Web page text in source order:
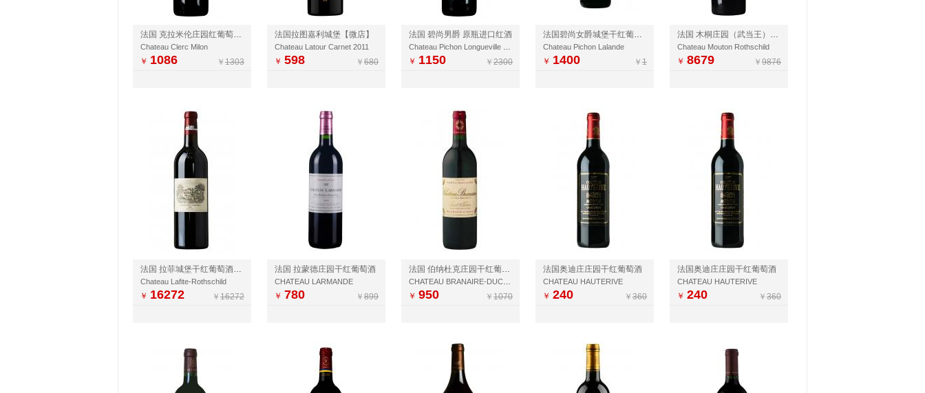
法国 克拉米伦庄园红葡萄酒(米隆修士/双公仔） 原瓶进口红酒【微店】
Chateau Clerc Milon
￥ 1086 ￥ 1303
法国拉图嘉利城堡【微店】
Chateau Latour Carnet 2011
￥ 598 ￥ 680
法国 碧尚男爵 原瓶进口红酒
￥ 1150 ￥ 2300
法国碧尚女爵城堡干红葡萄酒【微店】
Chateau Pichon Lalande
￥ 1400 ￥ 1
法国 木桐庄园（武当王）干红葡萄酒 原瓶进口红酒【微店】
Chateau Mouton Rothschild
￥ 8679 ￥ 9876
法国 拉菲城堡干红葡萄酒【微店】
Chateau Lafite-Rothschild
￥ 16272 ￥ 16272
法国 拉蒙德庄园干红葡萄酒
CHATEAU LARMANDE
￥ 780 ￥ 899
法国 伯纳杜克庄园干红葡萄酒 （周伯通庄园）
￥ 950 ￥ 1070
法国奥迪庄庄园干红葡萄酒
CHATEAU HAUTERIVE
￥ 240 ￥ 360
法国奥迪庄庄园干红葡萄酒
CHATEAU HAUTERIVE
￥ 240 ￥ 360